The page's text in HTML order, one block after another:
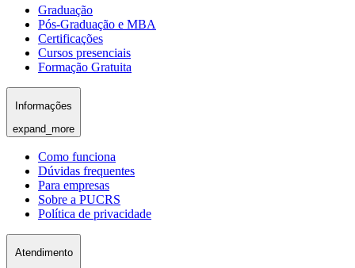
Graduação
Pós-Graduação e MBA
Certificações
Cursos presenciais
Formação Gratuita
Informações
expand_more
Como funciona
Dúvidas frequentes
Para empresas
Sobre a PUCRS
Política de privacidade
Atendimento